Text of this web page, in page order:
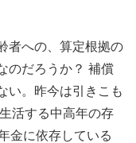
者への、算定根拠の
のだろうか？ 補償
い。昨今は引きこも
活する中高年の存
金に依存している